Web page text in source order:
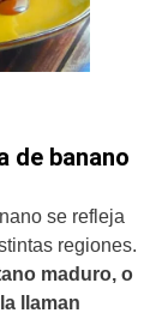
de banano
se refleja
regiones.
maduro, o
llaman